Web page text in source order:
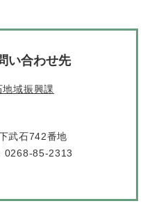
い合わせ先
地域振興課
武石742番地
0268-85-2313